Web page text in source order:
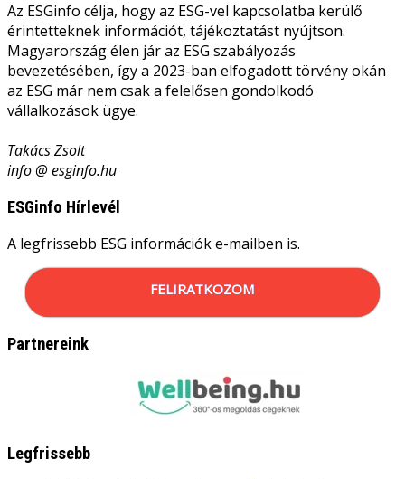
Az ESGinfo célja, hogy az ESG-vel kapcsolatba kerülő
érintetteknek információt, tájékoztatást nyújtson.
Magyarország élen jár az ESG szabályozás
bevezetésében, így a 2023-ban elfogadott törvény okán
az ESG már nem csak a felelősen gondolkodó
vállalkozások ügye.
Takács Zsolt
info @ esginfo.hu
ESGinfo Hírlevél
A legfrissebb ESG információk e-mailben is.
FELIRATKOZOM
Partnereink
Legfrissebb